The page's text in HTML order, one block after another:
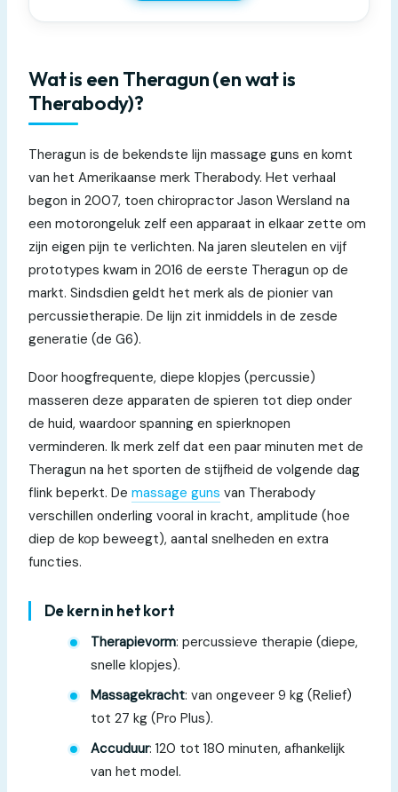
Wat is een Theragun (en wat is
Therabody)?
Theragun is de bekendste lijn massage guns en komt
van het Amerikaanse merk Therabody. Het verhaal
begon in 2007, toen chiropractor Jason Wersland na
een motorongeluk zelf een apparaat in elkaar zette om
zijn eigen pijn te verlichten. Na jaren sleutelen en vijf
prototypes kwam in 2016 de eerste Theragun op de
markt. Sindsdien geldt het merk als de pionier van
percussietherapie. De lijn zit inmiddels in de zesde
generatie (de G6).
Door hoogfrequente, diepe klopjes (percussie)
masseren deze apparaten de spieren tot diep onder
de huid, waardoor spanning en spierknopen
verminderen. Ik merk zelf dat een paar minuten met de
Theragun na het sporten de stijfheid de volgende dag
flink beperkt. De massage guns van Therabody
verschillen onderling vooral in kracht, amplitude (hoe
diep de kop beweegt), aantal snelheden en extra
functies.
De kern in het kort
Therapievorm: percussieve therapie (diepe,
snelle klopjes).
Massagekracht: van ongeveer 9 kg (Relief)
tot 27 kg (Pro Plus).
Accuduur: 120 tot 180 minuten, afhankelijk
van het model.